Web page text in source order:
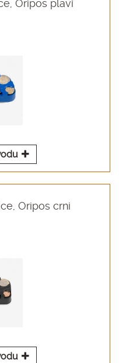
Oripos plavi
Oripos crni